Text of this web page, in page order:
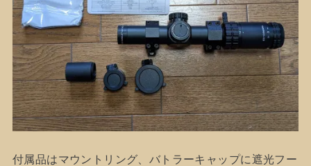
付属品はマウントリング、バトラーキャップに遮光フー